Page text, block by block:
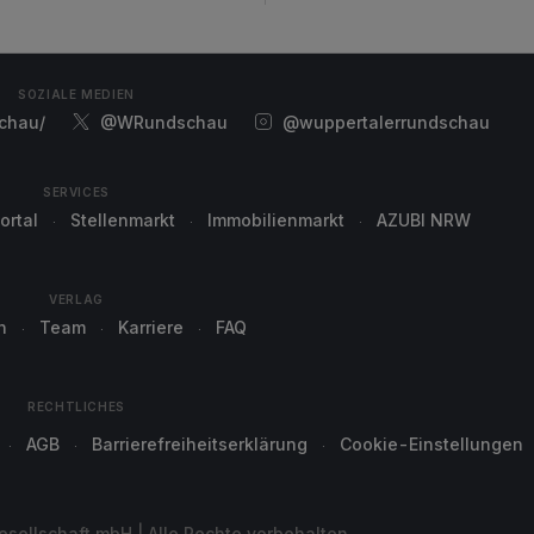
SOZIALE MEDIEN
@WRundschau @wuppertalerrundschau
SERVICES
Stellenmarkt Immobilienmarkt AZUBI NRW
VERLAG
Team Karriere FAQ
RECHTLICHES
AGB Barrierefreiheitserklärung Cookie-Einstellungen